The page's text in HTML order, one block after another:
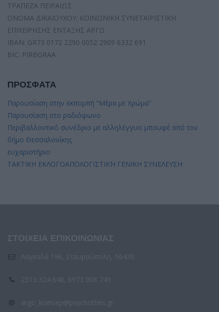
ΤΡΑΠΕΖΑ ΠΕΙΡΑΙΩΣ
ΟΝΟΜΑ ΔΙΚΑΙΟΥΧΟΥ: ΚΟΙΝΩΝΙΚΗ ΣΥΝΕΤΑΙΡΙΣΤΙΚΗ
ΕΠΙΧΕΙΡΗΣΗΣ ΕΝΤΑΞΗΣ ΑΡΓΩ
IBAN: GR73 0172 2290 0052 2909 6332 691
BIC: PIRBGRAA
ΠΡΟΣΦΑΤΑ
Παρουσίαση στην εκπομπή “Μέρα με Χρώμα”
Παρουσίαση στο ραδιόφωνο
Περιβαλλοντικό συνέδριο με αλληλέγγυο μπουφέ από τον
δήμο Θεσσαλονίκης
ευχαριστήριο
ΤΑΚΤΙΚΗ ΕΚΛΟΓΟΑΠΟΛΟΓΙΣΤΙΚΉ ΓΕΝΙΚΗ ΣΥΝΕΛΕΥΣΗ